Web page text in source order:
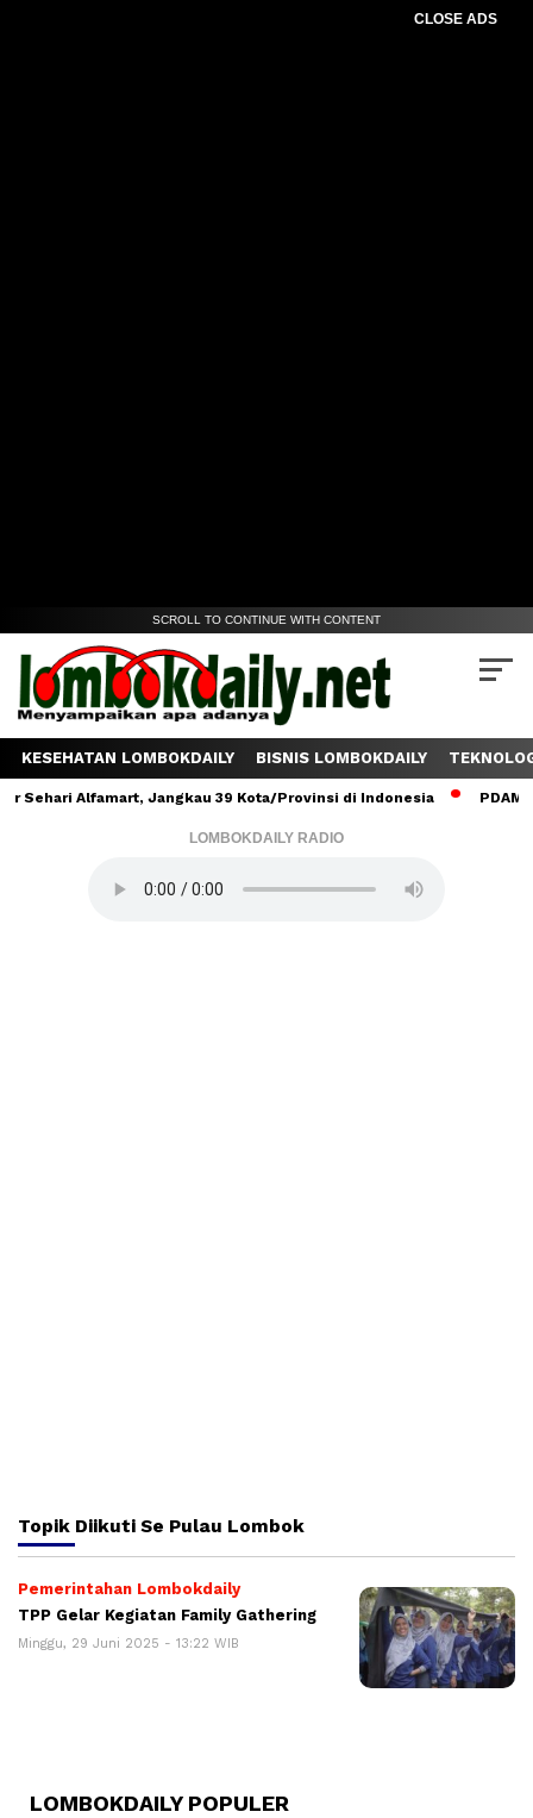
CLOSE ADS
SCROLL TO CONTINUE WITH CONTENT
KESEHATAN LOMBOKDAILY BISNIS LOMBOKDAILY
Alfamart, Jangkau 39 Kota/Provinsi di Indonesia PDAM
LOMBOKDAILY RADIO
Topik Diikuti Se Pulau Lombok
Pemerintahan Lombokdaily
TPP Gelar Kegiatan Family Gathering
Minggu, 29 Juni 2025 - 13:22 WIB
LOMBOKDAILY POPULER